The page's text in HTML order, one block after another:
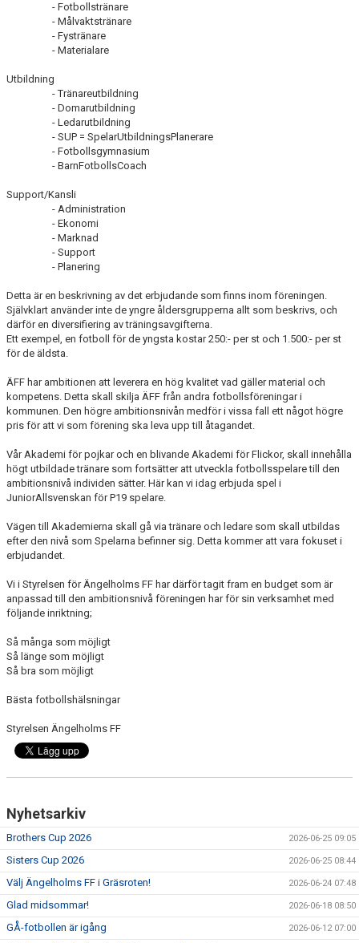
- Fotbollstränare
- Målvaktstränare
- Fystränare
- Materialare
Utbildning
- Tränareutbildning
- Domarutbildning
- Ledarutbildning
- SUP = SpelarUtbildningsPlanerare
- Fotbollsgymnasium
- BarnFotbollsCoach
Support/Kansli
- Administration
- Ekonomi
- Marknad
- Support
- Planering
Detta är en beskrivning av det erbjudande som finns inom föreningen.
Självklart använder inte de yngre åldersgrupperna allt som beskrivs, och
därför en diversifiering av träningsavgifterna.
Ett exempel, en fotboll för de yngsta kostar 250:- per st och 1.500:- per st
för de äldsta.
ÄFF har ambitionen att leverera en hög kvalitet vad gäller material och
kompetens. Detta skall skilja ÄFF från andra fotbollsföreningar i
kommunen. Den högre ambitionsnivån medför i vissa fall ett något högre
pris för att vi som förening ska leva upp till åtagandet.
Vår Akademi för pojkar och en blivande Akademi för Flickor, skall innehålla
högt utbildade tränare som fortsätter att utveckla fotbollsspelare till den
ambitionsnivå individen sätter. Här kan vi idag erbjuda spel i
JuniorAllsvenskan för P19 spelare.
Vägen till Akademierna skall gå via tränare och ledare som skall utbildas
efter den nivå som Spelarna befinner sig. Detta kommer att vara fokuset i
erbjudandet.
Vi i Styrelsen för Ängelholms FF har därför tagit fram en budget som är
anpassad till den ambitionsnivå föreningen har för sin verksamhet med
följande inriktning;
Så många som möjligt
Så länge som möjligt
Så bra som möjligt
Bästa fotbollshälsningar
Styrelsen Ängelholms FF
Nyhetsarkiv
Brothers Cup 2026 2026-06-25 09:05
Sisters Cup 2026 2026-06-25 08:44
Välj Ängelholms FF i Gräsroten! 2026-06-24 07:48
Glad midsommar! 2026-06-18 08:50
GÅ-fotbollen är igång 2026-06-12 07:00